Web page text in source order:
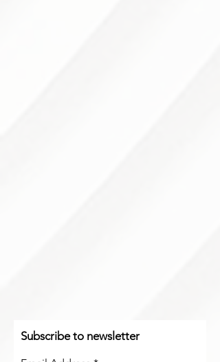
Subscribe to newsletter